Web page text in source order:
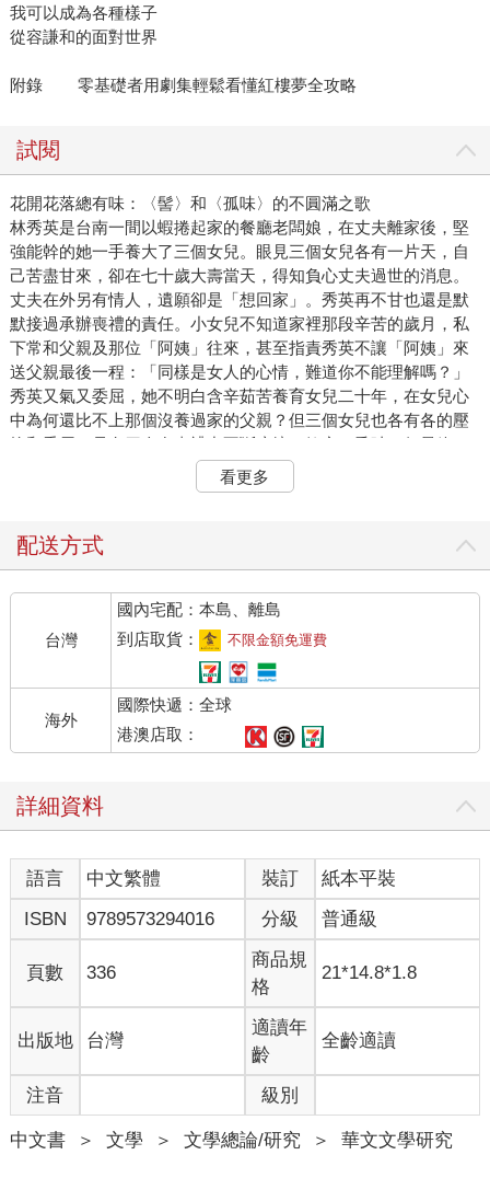
我可以成為各種樣子
從容謙和的面對世界
附錄 零基礎者用劇集輕鬆看懂紅樓夢全攻略
試閱
花開花落總有味：〈髻〉和〈孤味〉的不圓滿之歌
林秀英是台南一間以蝦捲起家的餐廳老闆娘，在丈夫離家後，堅
強能幹的她一手養大了三個女兒。眼見三個女兒各有一片天，自
己苦盡甘來，卻在七十歲大壽當天，得知負心丈夫過世的消息。
丈夫在外另有情人，遺願卻是「想回家」。秀英再不甘也還是默
默接過承辦喪禮的責任。小女兒不知道家裡那段辛苦的歲月，私
下常和父親及那位「阿姨」往來，甚至指責秀英不讓「阿姨」來
送父親最後一程：「同樣是女人的心情，難道你不能理解嗎？」
秀英又氣又委屈，她不明白含辛茹苦養育女兒二十年，在女兒心
中為何還比不上那個沒養過家的父親？但三個女兒也各有各的壓
她們依舊是一家人。哭完氣完，依舊相擁依偎的家人。
二〇二〇金馬獎入圍六項的〈孤味〉，描述了秀英這個傳統堅毅
的女子，和女兒、孫女三代女性的各自課題。在破碎婚姻中忍辱
負重的秀英，堅毅卻也剛硬獨斷，無形中將她的怨嘆轉移到女兒
身上。女兒們懂母親的不易，卻也背負著母親的負面情緒壓力。
而散文大家琦君的名篇〈髻〉，也講述了母親、姨娘的半生榮
悲。在上一輩的傳統婚姻中，年幼琦君見證了不得丈夫寵愛的母
親青春空付，備受寵愛的姨娘晚年卻也是蕭條冷清。琦君以溫婉
的筆調，紀錄了傳統女子只能「菟絲附女蘿」的悲歡情仇，姨娘
和母親每早背對背梳頭的畫面，更是將傳統女子的榮寵血淚濃縮
無論是〈孤味〉還是〈髻〉，都是原生家庭破碎的悲歌，也是一
代女子群像。無論哪個時代，婚姻中的困窘摩擦依舊多不勝數，
理不清的家務事，一直是每個世代共同的課題。
#他們都是好人，但不是完人
台灣散文大家琦君，筆下憶起與父母家人的相處點滴，總是充滿
著溫馨的孺慕之思。事實上琦君筆下的父親、母親，應是她的伯
父、伯母。琦君的親生父母早亡，伯父、伯母給予琦君兄妹最真
摯的呵護與親情，也成為琦君文章中提到的「父親」、「母
親」。
她的養父潘國綱，是一位飽讀詩書的儒將。陸軍大學第一期畢
業，又是日本留學的高材生，騎術、槍法一流，更愛讀書買書。
即使晚年輾轉於病榻，也常口授《左傳》、《史記》等書，對愛
女教育的重視可見一班。在琦君回憶中，文武全才的父親心懷天
看更多
配送方式
台灣
國內宅配：本島、離島
到店取貨：
不限金額免運費
海外
國際快遞：全球
港澳店取：
詳細資料
語言 中文繁體 裝訂
紙本平裝
ISBN
9789573294016 分級 普通級
頁數 336
商品規
格
21*14.8*1.8
出版地 台灣
適讀年
齡
全齡適讀
注音 級別
中文書 ＞ 文學 ＞ 文學總論/研究 ＞ 華文文學研究